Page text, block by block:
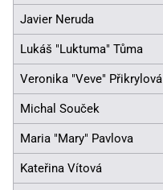
Javier Neruda
Lukáš "Luktuma" Tůma
Veronika "Veve" Přikrylová
Michal Souček
Maria "Mary" Pavlova
Kateřina Vítová